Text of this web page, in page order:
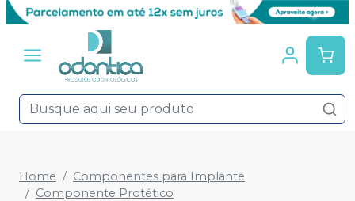
Home
Componentes para Implante
Componente Protético